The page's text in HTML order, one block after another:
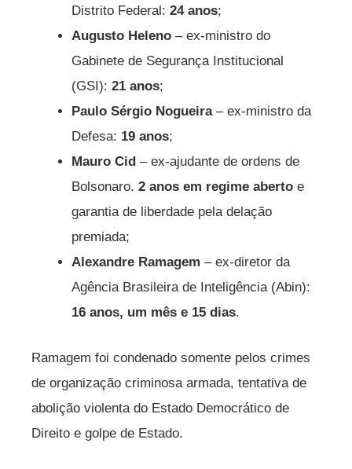
Distrito Federal: 24 anos;
Augusto Heleno – ex-ministro do
Gabinete de Segurança Institucional
(GSI): 21 anos;
Paulo Sérgio Nogueira– ex-ministro da
Defesa: 19 anos;
Mauro Cid – ex-ajudante de ordens de
Bolsonaro. 2 anos em regime aberto e
garantia de liberdade pela delação
premiada;
Alexandre Ramagem – ex-diretor da
Agência Brasileira de Inteligência (Abin):
16 anos, um mês e 15 dias.
Ramagem foi condenado somente pelos crimes
de organização criminosa armada, tentativa de
abolição violenta do Estado Democrático de
Direito e golpe de Estado.